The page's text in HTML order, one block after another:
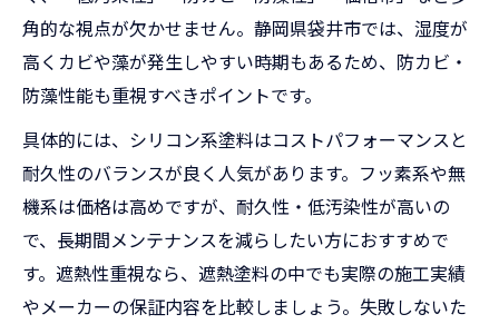
角的な視点が欠かせません。静岡県袋井市では、湿度が
高くカビや藻が発生しやすい時期もあるため、防カビ・
防藻性能も重視すべきポイントです。
具体的には、シリコン系塗料はコストパフォーマンスと
耐久性のバランスが良く人気があります。フッ素系や無
機系は価格は高めですが、耐久性・低汚染性が高いの
で、長期間メンテナンスを減らしたい方におすすめで
す。遮熱性重視なら、遮熱塗料の中でも実際の施工実績
やメーカーの保証内容を比較しましょう。失敗しないた